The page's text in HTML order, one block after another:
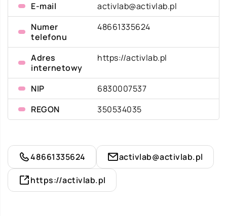
E-mail
activlab@activlab.pl
Numer
telefonu
48661335624
Adres
internetowy
https://activlab.pl
NIP
6830007537
REGON
350534035
48661335624 activlab@activlab.pl
https://activlab.pl